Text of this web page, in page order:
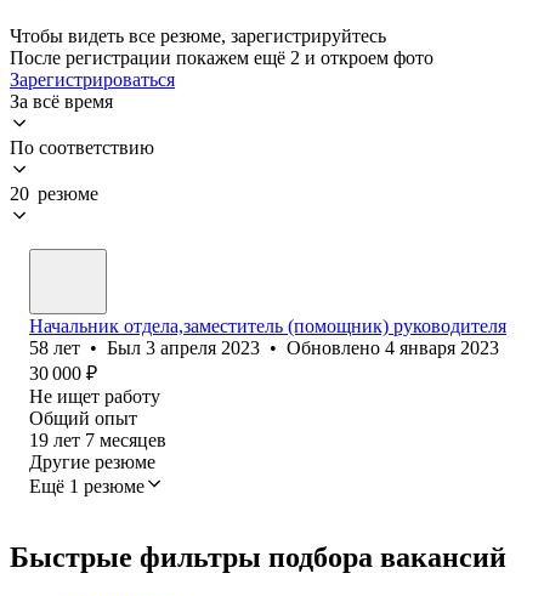
Чтобы видеть все резюме, зарегистрируйтесь
После регистрации покажем ещё 2 и откроем фото
Зарегистрироваться
За всё время
По соответствию
20 резюме
Начальник отдела,заместитель (помощник) руководителя
58 лет • Был 3 апреля 2023 • Обновлено 4 января 2023
30 000 ₽
Не ищет работу
Общий опыт
19 лет 7 месяцев
Другие резюме
Ещё 1 резюме
Быстрые фильтры подбора вакансий